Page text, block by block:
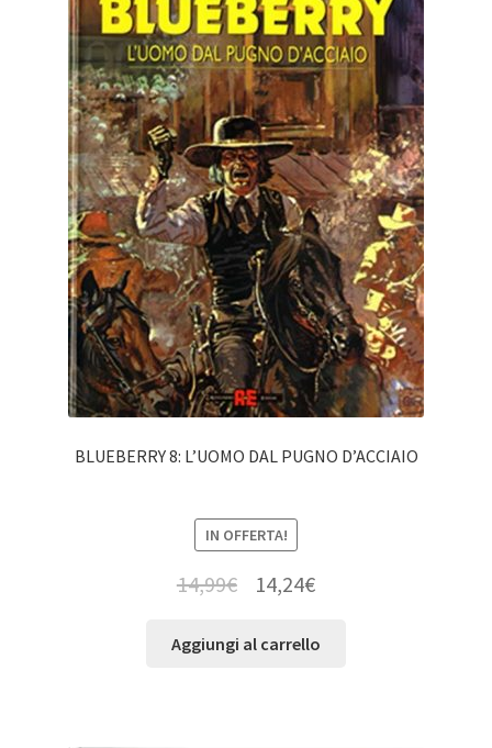
BLUEBERRY 8: L’UOMO DAL PUGNO D’ACCIAIO
IN OFFERTA!
14,99€ 14,24€
Aggiungi al carrello